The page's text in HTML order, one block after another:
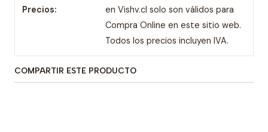
Precios:
en Vishv.cl solo son válidos para
Compra Online en este sitio web.
Todos los precios incluyen IVA.
COMPARTIR ESTE PRODUCTO